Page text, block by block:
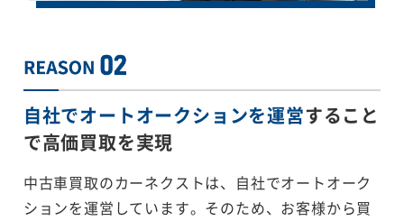
自社でオートオークションを運営すること
で高価買取を実現
中古車買取のカーネクストは、自社でオートオーク
ションを運営しています。そのため、お客様から買